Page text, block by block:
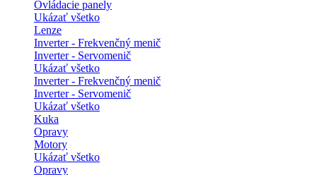
Ovládacie panely
Ukázať všetko
Lenze
Inverter - Frekvenčný menič
Inverter - Servomenič
Ukázať všetko
Inverter - Frekvenčný menič
Inverter - Servomenič
Ukázať všetko
Kuka
Opravy
Motory
Ukázať všetko
Opravy